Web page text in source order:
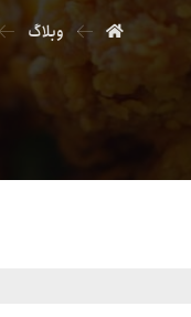
وبلاگ